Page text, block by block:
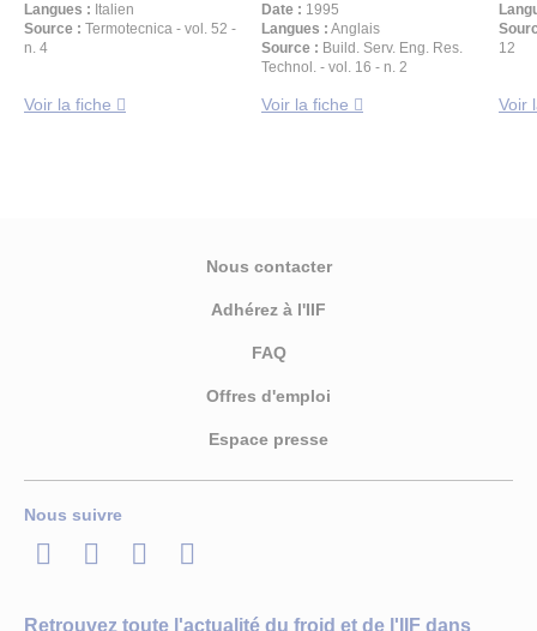
Langues : Italien
Source : Termotecnica - vol. 52 -
n. 4
Voir la fiche
Date : 1995
Langues : Anglais
Source : Build. Serv. Eng. Res.
Technol. - vol. 16 - n. 2
Voir la fiche
12
Voir
Nous contacter
Adhérez à l'IIF
FAQ
Offres d'emploi
Espace presse
Nous suivre
LinkedInTwitterFacebook
Youtube
Retrouvez toute l'actualité du froid et de l'IIF dans